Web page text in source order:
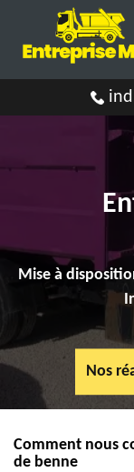
Mise à
Nos
Comment nous
de benne